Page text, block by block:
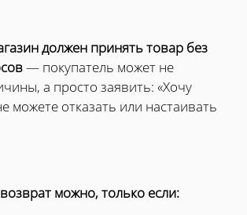
должен принять товар без
— покупатель может не
а просто заявить: «Хочу
можете отказать или настаивать
можно, только если: